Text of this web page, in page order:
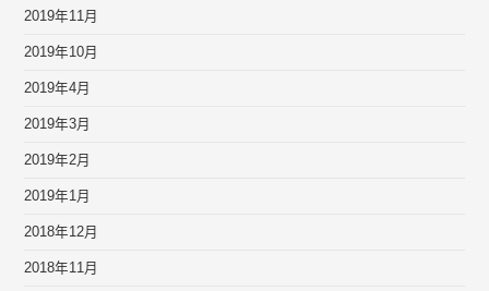
2019年11月
2019年10月
2019年4月
2019年3月
2019年2月
2019年1月
2018年12月
2018年11月